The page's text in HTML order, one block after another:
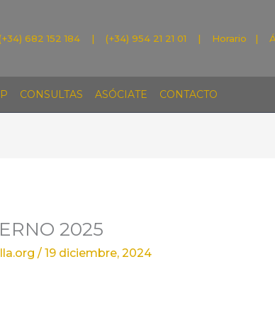
682 152 184 | (+34) 954 21 21 01 | Horario |
CONSULTAS ASÓCIATE CONTACTO
2025
/ 19 diciembre, 2024